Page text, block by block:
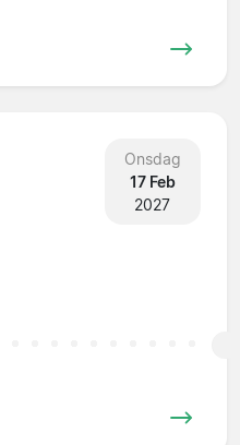
Onsdag
17 Feb
2027